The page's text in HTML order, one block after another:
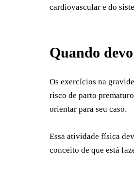
cardiovascular e do
Quando
Os exercícios na
risco de parto
orientar para seu caso.
Essa atividade física
conceito de que está